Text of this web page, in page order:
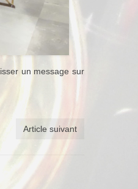
un message sur
Article suivant